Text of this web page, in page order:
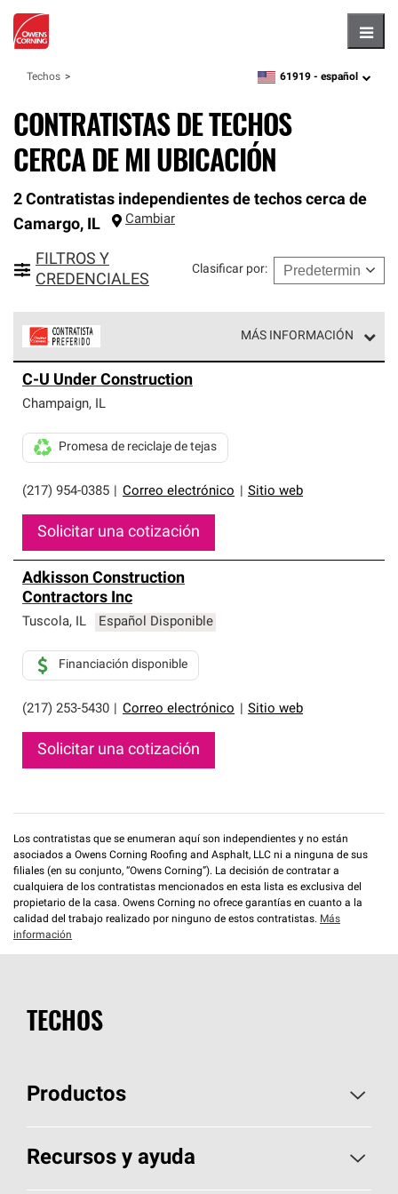
Techos zipcode, language
61919 - español
CONTRATISTAS DE TECHOS
CERCA DE MI UBICACIÓN
2 Contratistas independientes de techos cerca de
Camargo, IL Cambiar
FILTROS Y
CREDENCIALES
Clasificar por:
MÁS INFORMACIÓN
parte de una red exclusiva de profesionales de techos
que cumplen con altos estándares y requisitos estrictos
C-U Under Construction
Champaign, IL
(217) 954-0385 Correo electrónico Sitio web
Promesa de reciclaje de tejas
Solicitar una cotización
Adkisson Construction
Contractors Inc
Tuscola, IL Español Disponible
(217) 253-5430 Correo electrónico Sitio web
Financiación disponible
Solicitar una cotización
Los contratistas que se enumeran aquí son independientes y no están
asociados a Owens Corning Roofing and Asphalt, LLC ni a ninguna de sus
filiales (en su conjunto, “Owens Corning”). La decisión de contratar a
cualquiera de los contratistas mencionados en esta lista es exclusiva del
propietario de la casa. Owens Corning no ofrece garantías en cuanto a la
calidad del trabajo realizado por ninguno de estos contratistas. Más
información
TECHOS
Productos
Elija sus tejas
Recursos y ayuda